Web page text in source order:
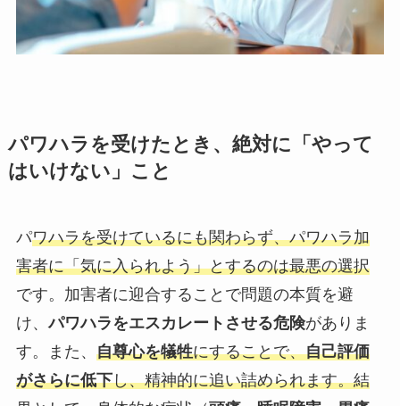
パワハラを受けたとき、絶対に「やって
はいけない」こと
パワハラを受けているにも関わらず、パワハラ加
害者に「気に入られよう」とするのは最悪の選択
です。加害者に迎合することで問題の本質を避
け、パワハラをエスカレートさせる危険がありま
す。また、 自尊心を犠牲にすることで、自己評価
がさらに低下し、精神的に追い詰められます。結